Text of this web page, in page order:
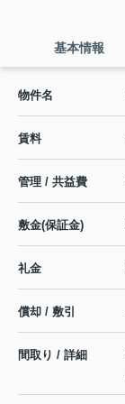
基本情報
物件名
賃料
管理 / 共益費
敷金(保証金)
礼金
償却 / 敷引
間取り / 詳細